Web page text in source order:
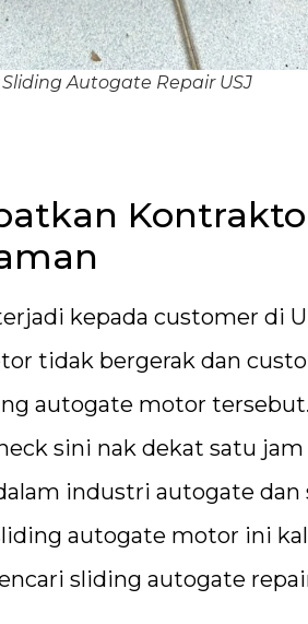
Sliding Autogate Repair USJ
kepada customer di
tidak bergerak dan
autogate motor
sini nak dekat satu
industri autogate
autogate motor ini
sliding autogate